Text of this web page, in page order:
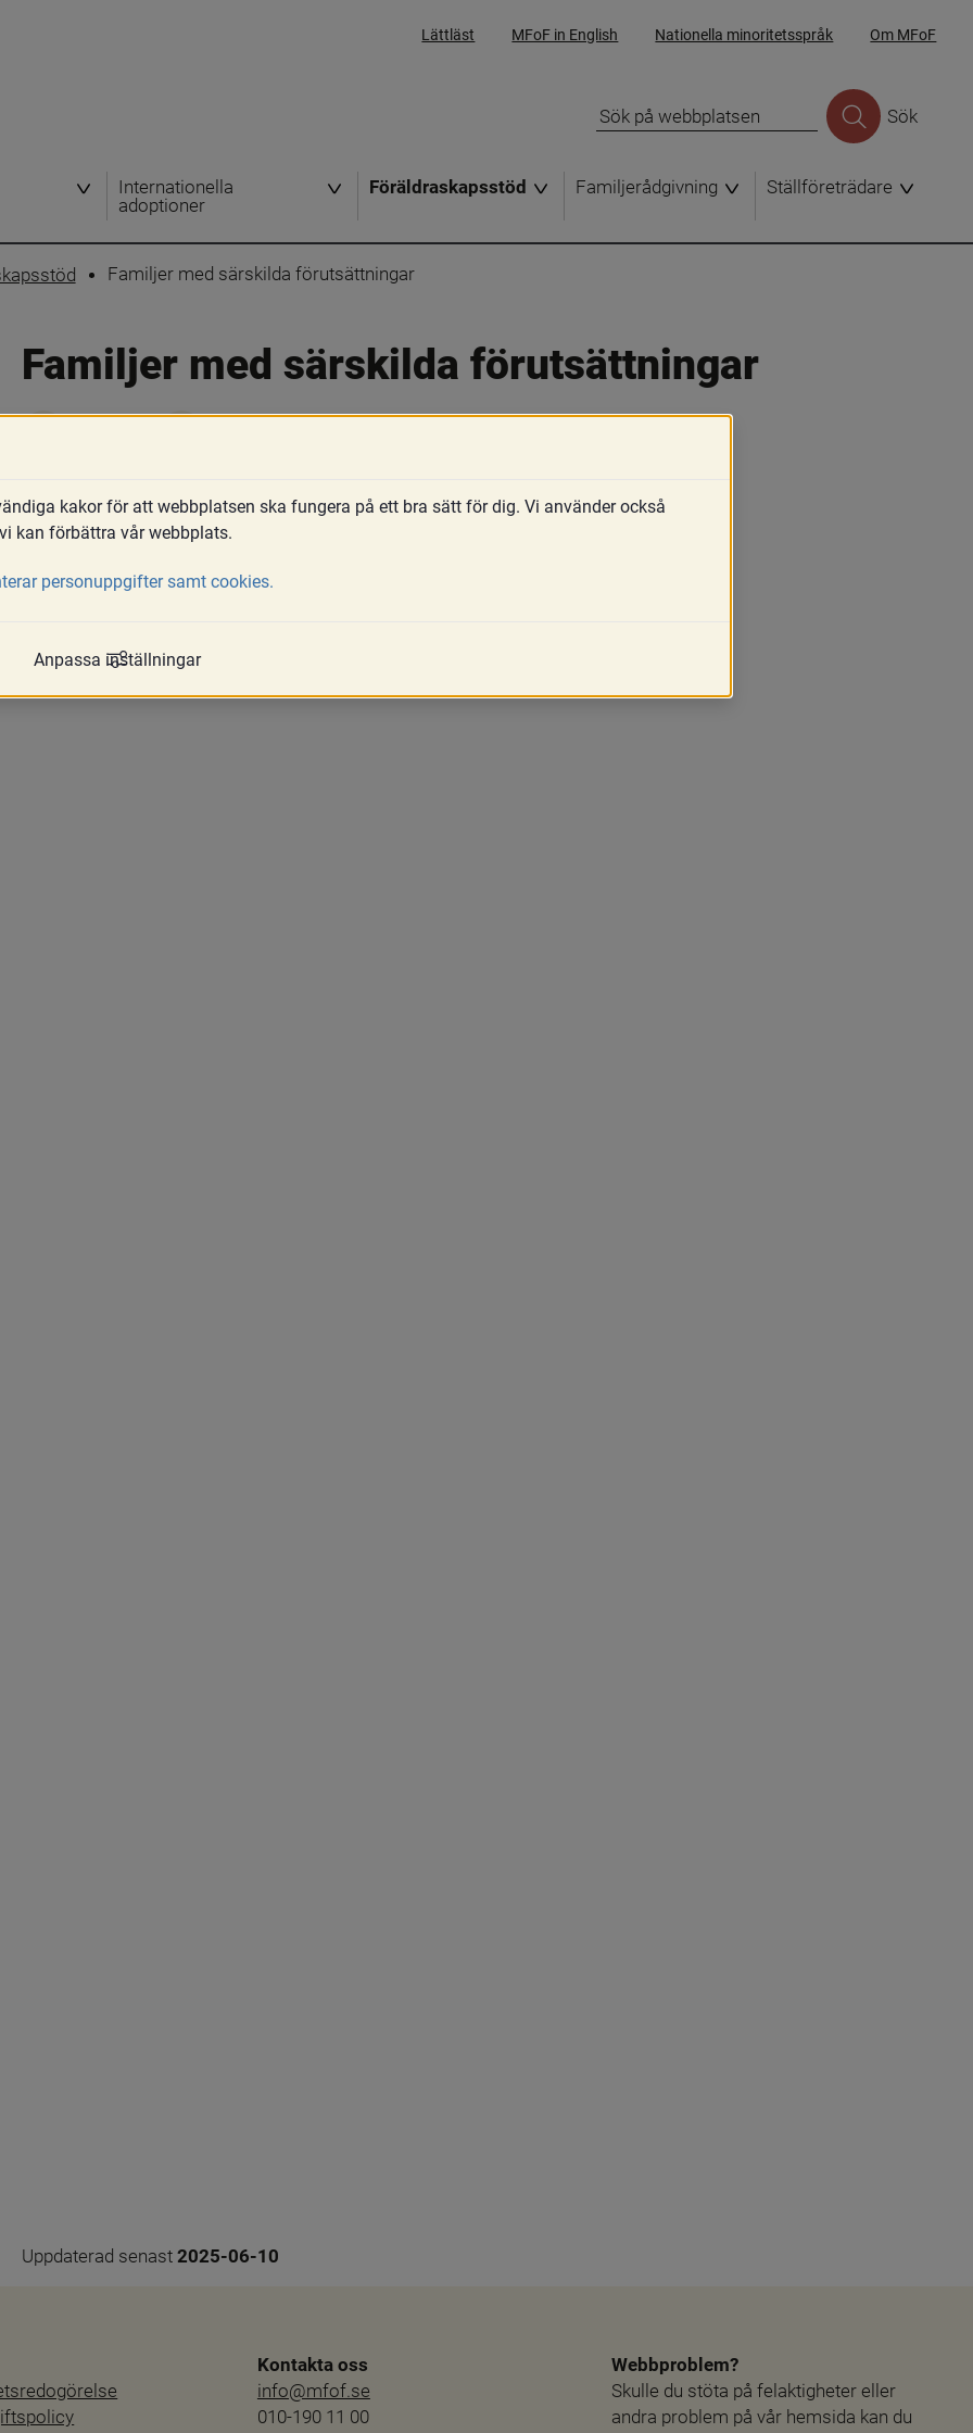
Lättläst MFoF in English Nationella minoritetsspråk Om MFoF
Sök
Internationella
adoptioner
Föräldraskapsstöd Familjerådgivning Ställföreträdare
Familjer med särskilda förutsättningar
Familjer med särskilda förutsättningar
Uppdaterad senast 2025-06-10
Kontakta oss
info@mfof.se
010-190 11 00
Webbproblem?
Skulle du stöta på felaktigheter eller
andra problem på vår hemsida kan du
kakor för att webbplatsen ska fungera på ett bra sätt för dig. Vi använder också
kan förbättra vår webbplats.
personuppgifter samt cookies.
Anpassa inställningar